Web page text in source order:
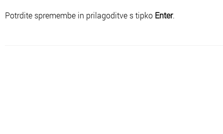
Potrdite spremembe in prilagoditve s tipko Enter.